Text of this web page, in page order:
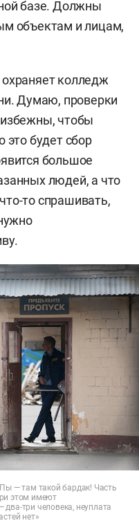
базе. Должны
объектам и лицам,
колледж
Думаю, проверки
чтобы
это будет сбор
большое
людей, а что
то спрашивать,
— там такой бардак! Часть
этом имеют
три человека, неуплата
нет»